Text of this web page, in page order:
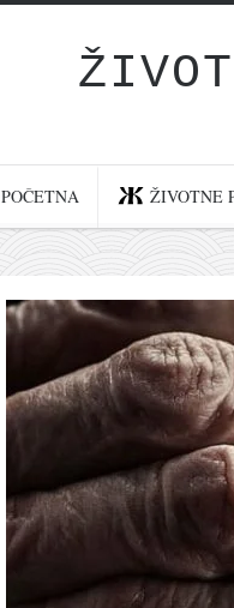
POČETNA ŽIVOTNE